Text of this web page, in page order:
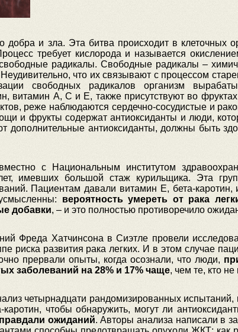
добра и зла. Эта битва происходит в клеточных
требует кислорода и называется
радикалы. Свободные радикалы –
что их связывают с процессом
свободных радикалов организм
витамин А, С и Е, также присутствуют во
реже наблюдаются сердечно-сосудистые и
и фрукты содержат антиоксиданты и люди,
дополнительные антиоксиданты, должны быть
с Национальным институтом
имевших большой стаж курильщика. Эта
Пациентам давали витамин Е, бета-каротин,
вероятность умереть от рака
добавки, – и это полностью противоречило
Фреда Хатчинсона в Сиэтле провели
риска развития рака легких. И в этом случае
прервали опыты, когда осознали, что люди,
заболеваний на 28% и 17% чаще, чем те, кто
четырнадцати рандомизированных
чтобы обнаружить, могут ли
ожиданий. Авторы анализа написали в